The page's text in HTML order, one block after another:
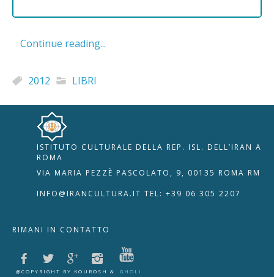
Continue reading...
2012 LIBRI
ISTITUTO CULTURALE DELLA REP. ISL. DELL’IRAN A
ROMA
VIA MARIA PEZZÈ PASCOLATO, 9, 00135 ROMA RM
INFO@IRANCULTURA.IT TEL: +39 06 305 2207
RIMANI IN CONTATTO
@COPYRIGHT BY KOUROSH & GHOLI
RIPRISTINA 🇮🇹 🇬🇧
Disattiva Immagini
Evidenzia Link